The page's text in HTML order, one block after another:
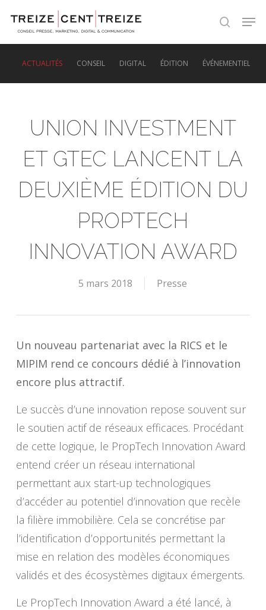
search
ACTUALITÉS CONSEIL DIGITAL ÉDITION ÉVÉNEMENTIEL
UNION INVESTMENT
ET GTEC LANCENT LA
DEUXIÈME ÉDITION DU
PROPTECH
INNOVATION AWARD
5 mars 2018 Presse
Un nouveau partenariat avec la RICS et le
MIPIM rend ce concours dédié à l’innovation
encore plus attractif.
Le succès d’une innovation repose souvent sur
le soutien actif de réseaux efficaces. Procédant
de cette logique, le PropTech Innovation Award
entend créer un réseau international
permettant aux start-up technologiques
d’accéder au potentiel d’innovation que recèle
la filière immobilière. Cela se concrétise par
l’identification d’opportunités permettant la
mise en relation des modèles économiques
validés et des écosystèmes digitaux émergents.
Le PropTech Innovation Award a été lancé, à